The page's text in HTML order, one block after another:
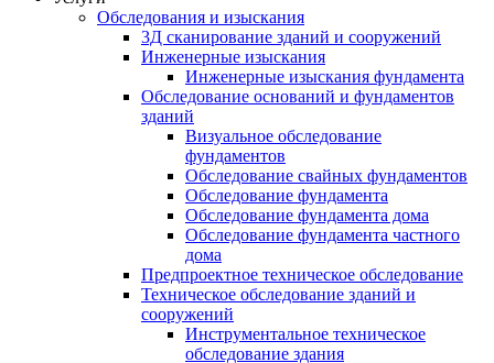
Обследования и изыскания
3Д сканирование зданий и сооружений
Инженерные изыскания
Инженерные изыскания фундамента
Обследование оснований и фундаментов
зданий
Визуальное обследование
фундаментов
Обследование свайных фундаментов
Обследование фундамента
Обследование фундамента дома
Обследование фундамента частного
дома
Предпроектное техническое обследование
Техническое обследование зданий и
сооружений
Инструментальное техническое
обследование здания